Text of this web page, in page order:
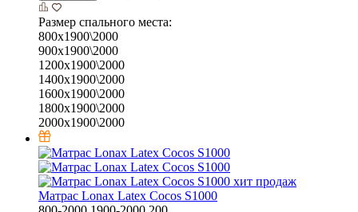
Размер спального места:
800х1900\2000
900х1900\2000
1200х1900\2000
1400х1900\2000
1600х1900\2000
1800х1900\2000
2000х1900\2000
хит продаж
Матрас Lonax Latex Cocos S1000